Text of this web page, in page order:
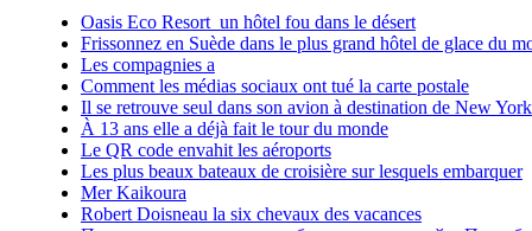
Oasis Eco Resort un hôtel fou dans le désert
Frissonnez en Suède dans le plus grand hôtel de glace du
Les compagnies a
Comment les médias sociaux ont tué la carte postale
Il se retrouve seul dans son avion à destination de New York
À 13 ans elle a déjà fait le tour du monde
Le QR code envahit les aéroports
Les plus beaux bateaux de croisière sur lesquels embarquer
Mer Kaikoura
Robert Doisneau la six chevaux des vacances